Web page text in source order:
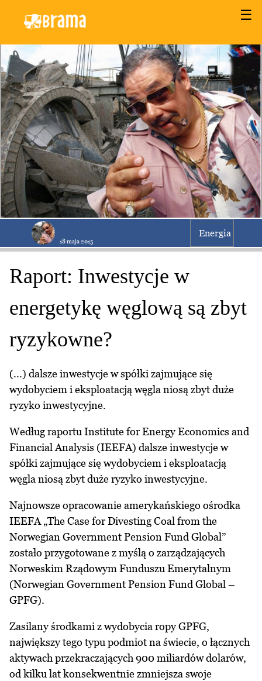
☰
18 maja 2015
Energia
Raport: Inwestycje w
energetykę węglową są zbyt
ryzykowne?
(...) dalsze inwestycje w spółki zajmujące się
wydobyciem i eksploatacją węgla niosą zbyt duże
ryzyko inwestycyjne.
Według raportu Institute for Energy Economics and
Financial Analysis (IEEFA) dalsze inwestycje w
spółki zajmujące się wydobyciem i eksploatacją
węgla niosą zbyt duże ryzyko inwestycyjne.
Najnowsze opracowanie amerykańskiego ośrodka
IEEFA „The Case for Divesting Coal from the
Norwegian Government Pension Fund Global”
zostało przygotowane z myślą o zarządzających
Norweskim Rządowym Funduszu Emerytalnym
(Norwegian Government Pension Fund Global –
GPFG).
Zasilany środkami z wydobycia ropy GPFG,
największy tego typu podmiot na świecie, o łącznych
aktywach przekraczających 900 miliardów dolarów,
od kilku lat konsekwentnie zmniejsza swoje